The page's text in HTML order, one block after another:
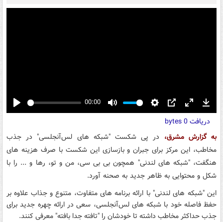
Play
00:00
Mute Settings
PIP Enter
fullscreen
دریافت 0 bytes
به گزارش مشرق، در پی شکست "شبکه های لس‌آنجلسی" در جذب
مخاطب، این مرکز برای جبران و بازسازی این شکست با صرف هزینه های
هنگفت، "شبکه های لندنی" همچون بی بی سی، من و تو، رها و ... را با
شکل و محتوایی به ظاهر جدید به صحنه آورد.
این "شبکه های لندنی" با ارائه برنامه های متفاوت، متنوع و جذاب علاوه بر
حفظ فاصله خود با شبکه های لس‌آنجلسی، سعی در ارائه چهره جدید برای
جذب حداکثر مخاطب داشته تا خودشان را "تافته جدا بافته" معرفی کنند.